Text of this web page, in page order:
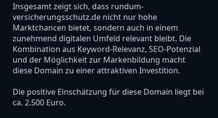
Insgesamt zeigt sich, dass rundum-
versicherungsschutz.de nicht nur hohe
Marktchancen bietet, sondern auch in einem
zunehmend digitalen Umfeld relevant bleibt. Die
Kombination aus Keyword-Relevanz, SEO-Potenzial
und der Möglichkeit zur Markenbildung macht
diese Domain zu einer attraktiven Investition.
Die positive Einschätzung für diese Domain liegt bei
ca. 2.500 Euro.